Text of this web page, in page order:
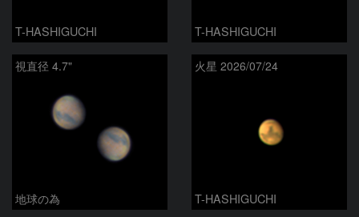
T-HASHIGUCHI T-HASHIGUCHI
視直径 4.7"
地球の為
火星 2026/07/24
T-HASHIGUCHI